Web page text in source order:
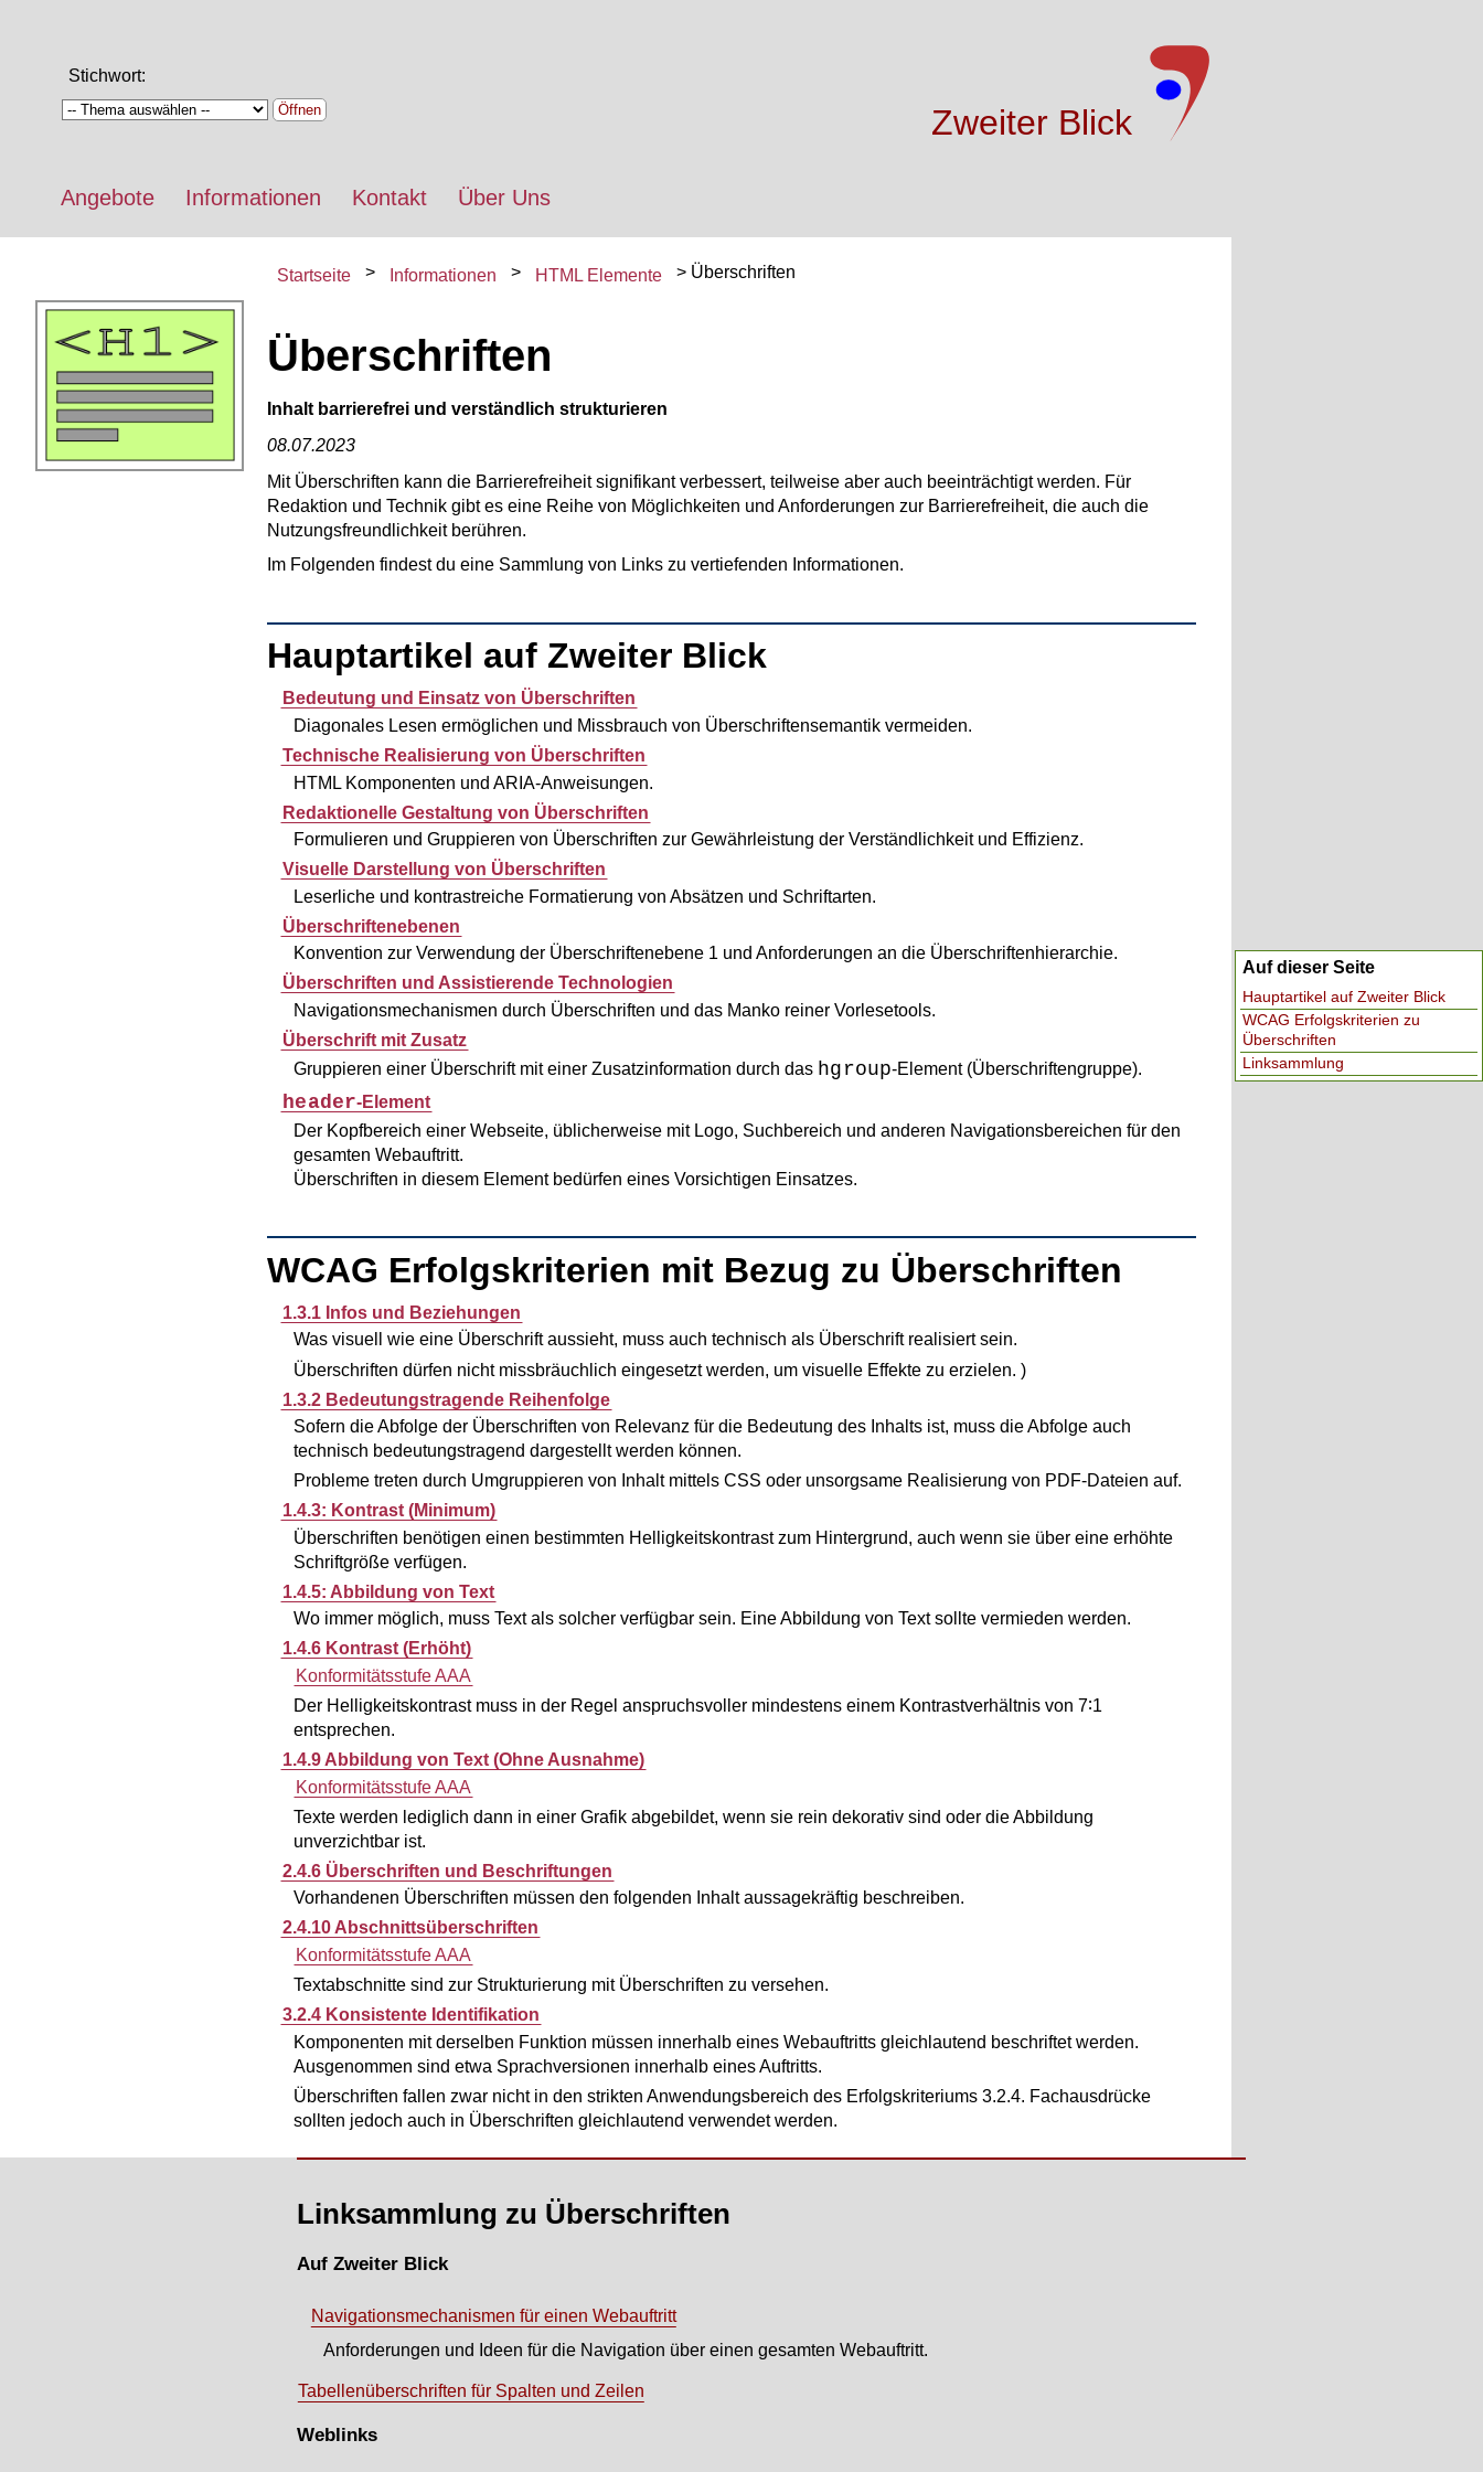
Zweiter Blick
Stichwort:
Öffnen
Angebote Informationen Kontakt Über Uns
Startseite Informationen HTML Elemente Überschriften
Überschriften
Inhalt barrierefrei und verständlich strukturieren
08.07.2023
Mit Überschriften kann die Barrierefreiheit signifikant verbessert, teilweise aber auch beeinträchtigt werden. Für
Redaktion und Technik gibt es eine Reihe von Möglichkeiten und Anforderungen zur Barrierefreiheit, die auch die
Nutzungsfreundlichkeit berühren.
Im Folgenden findest du eine Sammlung von Links zu vertiefenden Informationen.
Auf dieser Seite
Hauptartikel auf Zweiter Blick
WCAG Erfolgskriterien zu
Überschriften
Linksammlung
Hauptartikel auf Zweiter Blick
Bedeutung und Einsatz von Überschriften
Diagonales Lesen ermöglichen und Missbrauch von Überschriftensemantik vermeiden.
Technische Realisierung von Überschriften
HTML Komponenten und ARIA-Anweisungen.
Redaktionelle Gestaltung von Überschriften
Formulieren und Gruppieren von Überschriften zur Gewährleistung der Verständlichkeit und Effizienz.
Visuelle Darstellung von Überschriften
Leserliche und kontrastreiche Formatierung von Absätzen und Schriftarten.
Überschriftenebenen
Konvention zur Verwendung der Überschriftenebene 1 und Anforderungen an die Überschriftenhierarchie.
Überschriften und Assistierende Technologien
Navigationsmechanismen durch Überschriften und das Manko reiner Vorlesetools.
Überschrift mit Zusatz
Gruppieren einer Überschrift mit einer Zusatzinformation durch das hgroup-Element (Überschriftengruppe).
header-Element
Der Kopfbereich einer Webseite, üblicherweise mit Logo, Suchbereich und anderen Navigationsbereichen für den
gesamten Webauftritt.
Überschriften in diesem Element bedürfen eines Vorsichtigen Einsatzes.
WCAG Erfolgskriterien mit Bezug zu Überschriften
1.3.1 Infos und Beziehungen
Was visuell wie eine Überschrift aussieht, muss auch technisch als Überschrift realisiert sein.
Überschriften dürfen nicht missbräuchlich eingesetzt werden, um visuelle Effekte zu erzielen. )
1.3.2 Bedeutungstragende Reihenfolge
Sofern die Abfolge der Überschriften von Relevanz für die Bedeutung des Inhalts ist, muss die Abfolge auch
technisch bedeutungstragend dargestellt werden können.
Probleme treten durch Umgruppieren von Inhalt mittels CSS oder unsorgsame Realisierung von PDF-Dateien auf.
1.4.3: Kontrast (Minimum)
Überschriften benötigen einen bestimmten Helligkeitskontrast zum Hintergrund, auch wenn sie über eine erhöhte
Schriftgröße verfügen.
1.4.5: Abbildung von Text
Wo immer möglich, muss Text als solcher verfügbar sein. Eine Abbildung von Text sollte vermieden werden.
1.4.6 Kontrast (Erhöht)
Konformitätsstufe AAA
Der Helligkeitskontrast muss in der Regel anspruchsvoller mindestens einem Kontrastverhältnis von 7∶1
entsprechen.
1.4.9 Abbildung von Text (Ohne Ausnahme)
Konformitätsstufe AAA
Texte werden lediglich dann in einer Grafik abgebildet, wenn sie rein dekorativ sind oder die Abbildung
unverzichtbar ist.
2.4.6 Überschriften und Beschriftungen
Vorhandenen Überschriften müssen den folgenden Inhalt aussagekräftig beschreiben.
2.4.10 Abschnittsüberschriften
Konformitätsstufe AAA
Textabschnitte sind zur Strukturierung mit Überschriften zu versehen.
3.2.4 Konsistente Identifikation
Komponenten mit derselben Funktion müssen innerhalb eines Webauftritts gleichlautend beschriftet werden.
Ausgenommen sind etwa Sprachversionen innerhalb eines Auftritts.
Überschriften fallen zwar nicht in den strikten Anwendungsbereich des Erfolgskriteriums 3.2.4. Fachausdrücke
sollten jedoch auch in Überschriften gleichlautend verwendet werden.
Linksammlung zu Überschriften
Auf Zweiter Blick
Navigationsmechanismen für einen Webauftritt
Anforderungen und Ideen für die Navigation über einen gesamten Webauftritt.
Tabellenüberschriften für Spalten und Zeilen
Weblinks